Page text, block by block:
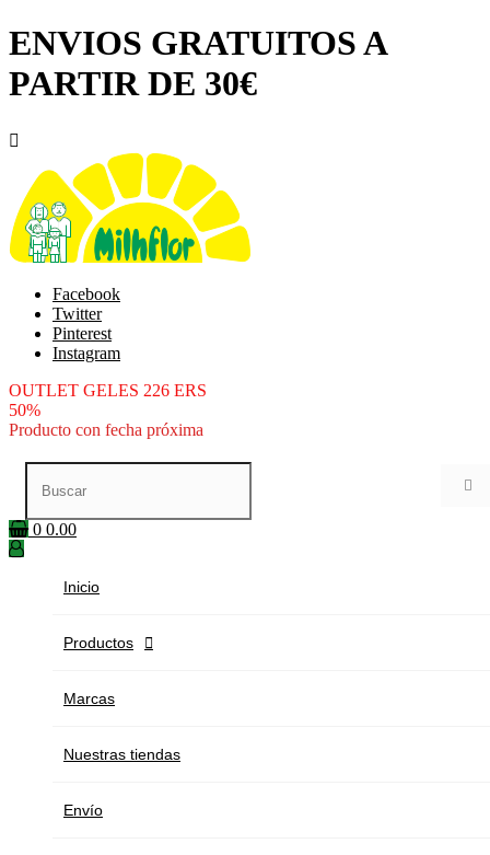
ENVIOS GRATUITOS A
PARTIR DE 30€

Facebook
Twitter
Pinterest
Instagram
OUTLET GELES 226 ERS
50%
Producto con fecha próxima

0 0.00
Inicio
Productos 
Marcas
Nuestras tiendas
Envío